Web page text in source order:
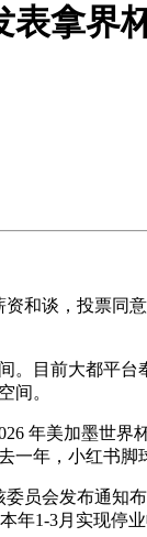
拿界
谈，投票同意
目前大都平台
间。
年美加墨世界
一年，小红书
会发布通知布
年1-3月实现停